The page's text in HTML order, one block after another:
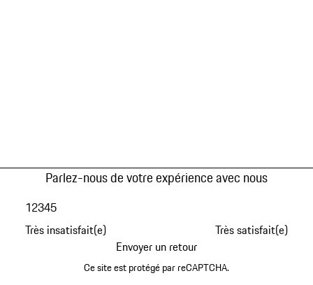
Parlez-nous de votre expérience avec nous
Très insatisfait(e)
12345
Très satisfait(e)
Envoyer un retour
Ce site est protégé par reCAPTCHA.